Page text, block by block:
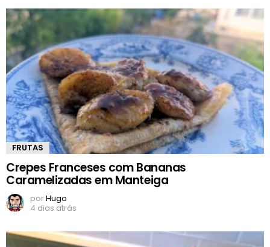
FRUTAS
Crepes Franceses com Bananas
Caramelizadas em Manteiga
porHugo
4 dias atrás